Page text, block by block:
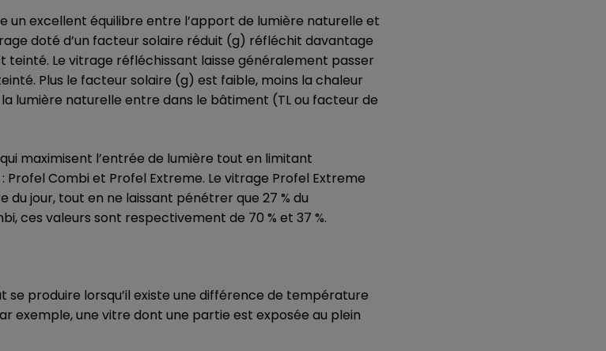
un excellent équilibre entre l’apport de lumière naturelle et
doté d’un facteur solaire réduit (g) réfléchit davantage
teinté. Le vitrage réfléchissant laisse généralement passer
Plus le facteur solaire (g) est faible, moins la chaleur
lumière naturelle entre dans le bâtiment (TL ou facteur de
maximisent l’entrée de lumière tout en limitant
Combi et Profel Extreme. Le vitrage Profel Extreme
du jour, tout en ne laissant pénétrer que 27 % du
ces valeurs sont respectivement de 70 % et 37 %.
se produire lorsqu’il existe une différence de température
exemple, une vitre dont une partie est exposée au plein